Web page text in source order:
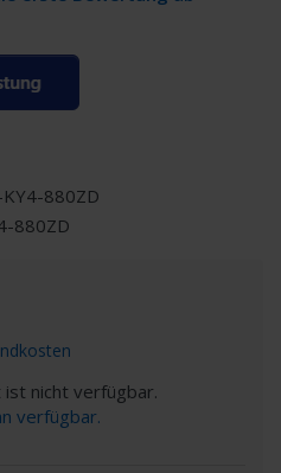
880ZD
880ZD
ist nicht verfügbar.
verfügbar.